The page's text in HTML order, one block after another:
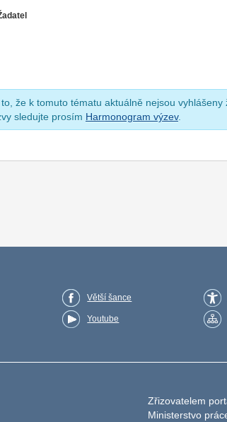
že k tomuto tématu aktuálně nejsou vyhlášeny
sledujte prosím Harmonogram výzev.
Větší šance
Youtube
Zřizovatelem
Ministerstvo